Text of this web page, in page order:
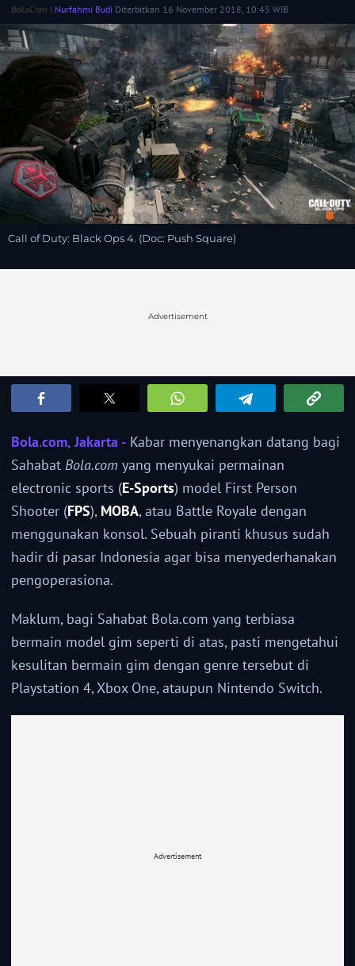
BolaCom | Nurfahmi Budi Diterbitkan 16 November 2018, 10:45 WIB
Call of Duty: Black Ops 4. (Doc: Push Square)
Advertisement
Bola.com, Jakarta - Kabar menyenangkan datang bagi
Sahabat Bola.com yang menyukai permainan
electronic sports (E-Sports) model First Person
Shooter (FPS), MOBA, atau Battle Royale dengan
menggunakan konsol. Sebuah piranti khusus sudah
hadir di pasar Indonesia agar bisa menyederhanakan
pengoperasiona.
Maklum, bagi Sahabat Bola.com yang terbiasa
bermain model gim seperti di atas, pasti mengetahui
kesulitan bermain gim dengan genre tersebut di
Playstation 4, Xbox One, ataupun Nintendo Switch.
Advertisement